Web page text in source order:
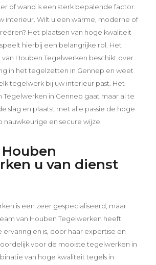
of wand is een sterk bepalende factor
interieur. Wilt u een warme, moderne of
Het plaatsen van hoge kwaliteit
hierbij een belangrijke rol. Het
Houben Tegelwerken beschikt over
in het tegelzetten in Gennep en weet
tegelwerk bij uw interieur past. Het
Tegelwerken in Gennep gaat maar al te
slag en plaatst met alle passie de hoge
nauwkeurige en secure wijze.
u van dienst
is een zeer gespecialiseerd, maar
van Houben Tegelwerken heeft
en is, door haar expertise en
voor de mooiste tegelwerken in
van hoge kwaliteit tegels in